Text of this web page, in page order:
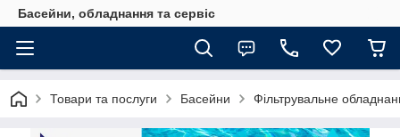
Басейни, обладнання та сервіс
Товари та послуги Басейни Фільтрувальне